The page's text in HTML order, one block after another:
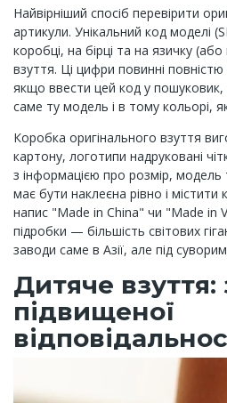
Найвірніший спосіб перевірити
артикули. Унікальний код моделі
коробці, на бірці та на язичку (або
взуття. Ці цифри повинні повністю
якщо ввести цей код у пошуковик,
саме ту модель і в тому кольорі,
Коробка оригінального взуття
картону, логотипи надруковані
з інформацією про розмір, модель
має бути наклеєна рівно і містити
напис "Made in China" чи "Made in
підробки — більшість світових
заводи саме в Азії, але під
Дитяче взуття:
підвищеної